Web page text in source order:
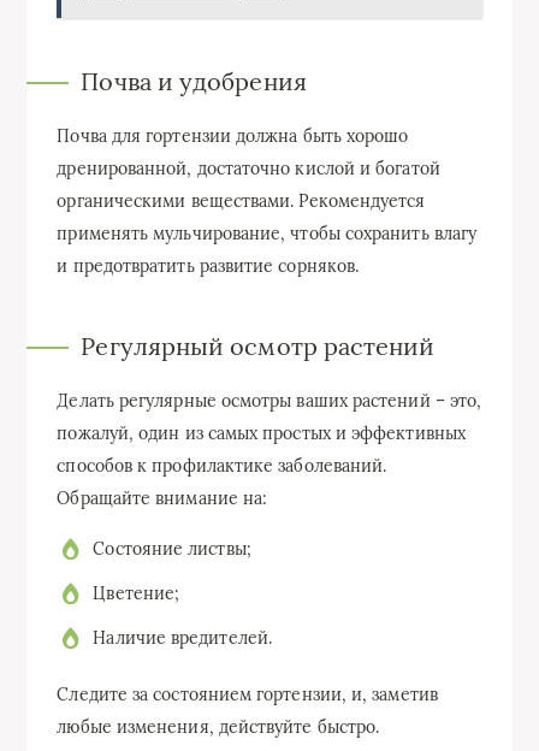
Почва и удобрения
Почва для гортензии должна быть хорошо
дренированной, достаточно кислой и богатой
органическими веществами. Рекомендуется
применять мульчирование, чтобы сохранить влагу
и предотвратить развитие сорняков.
Регулярный осмотр растений
Делать регулярные осмотры ваших растений – это,
пожалуй, один из самых простых и эффективных
способов к профилактике заболеваний.
Обращайте внимание на:
Состояние листвы;
Цветение;
Наличие вредителей.
Следите за состоянием гортензии, и, заметив
любые изменения, действуйте быстро.